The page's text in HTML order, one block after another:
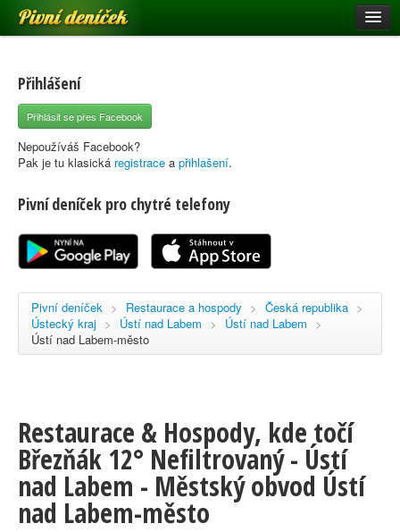
Pivní deníček
Pivní mapa
Pivní značky
Nápověda
Registrace
Přihlášení
Přihlásit se přes Facebook
Nepoužíváš Facebook?
Pak je tu klasická registrace a přihlašení.
Pivní deníček pro chytré telefony
Pivní deníček > Restaurace a hospody > Česká republika >
Ústecký kraj > Ústí nad Labem > Ústí nad Labem >
Ústí nad Labem-město
Restaurace & Hospody, kde točí
Březňák 12° Nefiltrovaný - Ústí
nad Labem - Městský obvod Ústí
nad Labem-město